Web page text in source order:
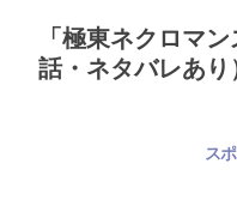
「極東ネクロマ
話・ネタバレあり
ス